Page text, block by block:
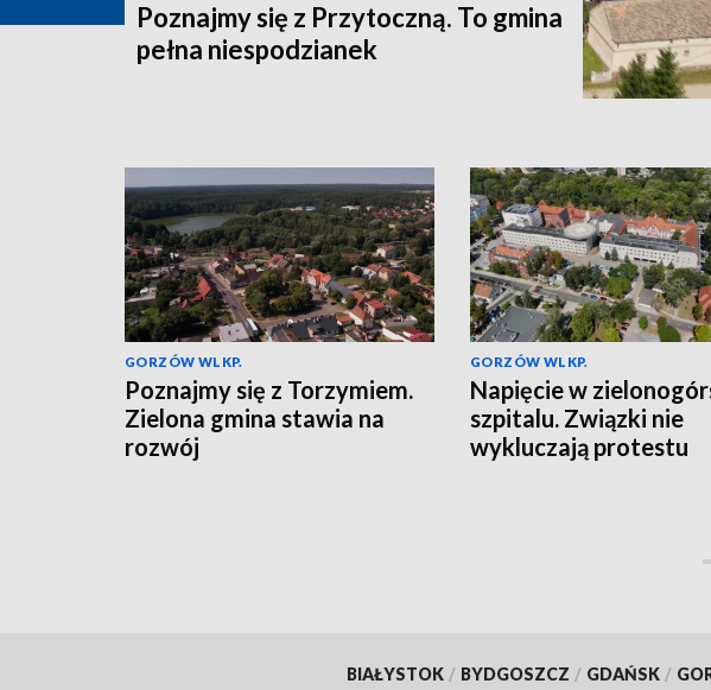
Poznajmy się z Przytoczną. To gmina
pełna niespodzianek
GORZÓW WLKP.
Poznajmy się z Torzymiem.
Zielona gmina stawia na
rozwój
GORZÓW WLKP.
Napięcie w
szpitalu. Związki nie
wykluczają protestu
BIAŁYSTOK / BYDGOSZCZ / GDAŃSK /